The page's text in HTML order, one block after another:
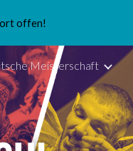
Skip to navigation
offen!
Meisterschaft